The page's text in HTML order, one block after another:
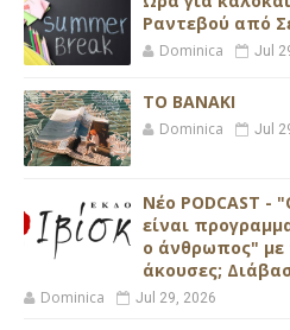
Ραντεβού από
Dominica Jul
ΤΟ ΒΑΝΑΚΙ
Dominica Jul
Νέο PODCAST -
είναι
ο άνθρωπος" με
άκουσες;
Dominica Jul 29, 2026